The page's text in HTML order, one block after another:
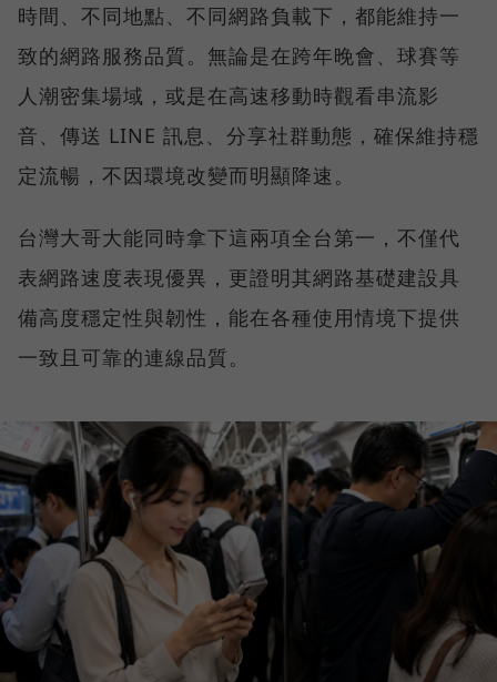
時間、不同地點、不同網路負載下，都能維持一
致的網路服務品質。無論是在跨年晚會、球賽等
人潮密集場域，或是在高速移動時觀看串流影
音、傳送 LINE 訊息、分享社群動態，確保維持穩
定流暢，不因環境改變而明顯降速。
台灣大哥大能同時拿下這兩項全台第一，不僅代
表網路速度表現優異，更證明其網路基礎建設具
備高度穩定性與韌性，能在各種使用情境下提供
一致且可靠的連線品質。